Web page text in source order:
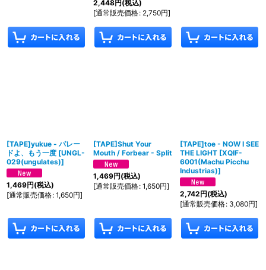
2,448円 (税込)
[通常販売価格: 2,750円]
[TAPE]yukue - パレー
ドよ、もう一度 [UNGL-
029(ungulates)]
1,469円(税込)
[通常販売価格: 1,650円]
[TAPE]Shut Your
Mouth / Forbear - Split
1,469円(税込)
[通常販売価格: 1,650円]
[TAPE]toe - NOW I SEE
THE LIGHT [XQIF-
6001(Machu Picchu
Industrias)]
2,742円(税込)
[通常販売価格: 3,080円]